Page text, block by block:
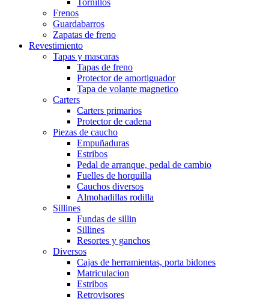
Tornillos
Frenos
Guardabarros
Zapatas de freno
Revestimiento
Tapas y mascaras
Tapas de freno
Protector de amortiguador
Tapa de volante magnetico
Carters
Carters primarios
Protector de cadena
Piezas de caucho
Empuñaduras
Estribos
Pedal de arranque, pedal de cambio
Fuelles de horquilla
Cauchos diversos
Almohadillas rodilla
Sillines
Fundas de sillin
Sillines
Resortes y ganchos
Diversos
Cajas de herramientas, porta bidones
Matriculacion
Estribos
Retrovisores